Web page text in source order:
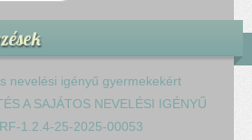
nevelési igényű gyermekekért
A SAJÁTOS NEVELÉSI IGÉNYŰ
1.2.4-25-2025-00053